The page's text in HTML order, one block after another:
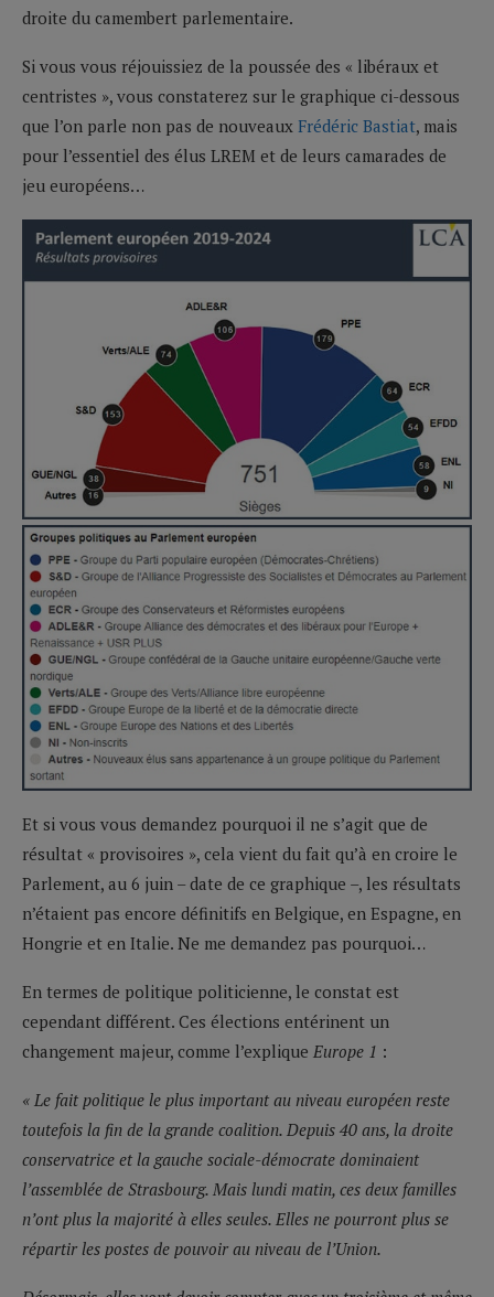
droite du camembert parlementaire.
Si vous vous réjouissiez de la poussée des « libéraux et
centristes », vous constaterez sur le graphique ci-dessous
que l’on parle non pas de nouveaux Frédéric Bastiat, mais
pour l’essentiel des élus LREM et de leurs camarades de
jeu européens…
Et si vous vous demandez pourquoi il ne s’agit que de
résultat « provisoires », cela vient du fait qu’à en croire le
Parlement, au 6 juin – date de ce graphique –, les résultats
n’étaient pas encore définitifs en Belgique, en Espagne, en
Hongrie et en Italie. Ne me demandez pas pourquoi…
En termes de politique politicienne, le constat est
cependant différent. Ces élections entérinent un
changement majeur, comme l’explique Europe 1 :
« Le fait politique le plus important au niveau européen reste
toutefois la fin de la grande coalition. Depuis 40 ans, la droite
conservatrice et la gauche sociale-démocrate dominaient
l’assemblée de Strasbourg. Mais lundi matin, ces deux familles
n’ont plus la majorité à elles seules. Elles ne pourront plus se
répartir les postes de pouvoir au niveau de l’Union.